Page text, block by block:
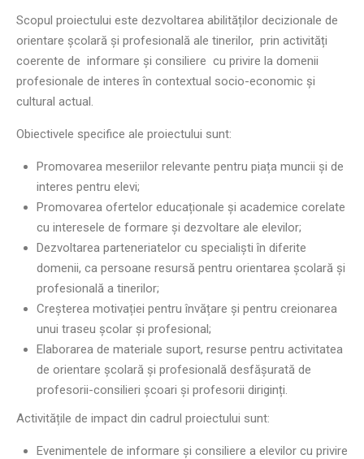
Scopul proiectului este dezvoltarea abilităților decizionale de
orientare școlară și profesională ale tinerilor, prin activități
coerente de informare și consiliere cu privire la domenii
profesionale de interes în contextual socio-economic și
cultural actual.
Obiectivele specifice ale proiectului sunt:
Promovarea meseriilor relevante pentru piața muncii și de
interes pentru elevi;
Promovarea ofertelor educaționale și academice corelate
cu interesele de formare și dezvoltare ale elevilor;
Dezvoltarea parteneriatelor cu specialiști în diferite
domenii, ca persoane resursă pentru orientarea școlară și
profesională a tinerilor;
Creșterea motivației pentru învățare și pentru creionarea
unui traseu școlar și profesional;
Elaborarea de materiale suport, resurse pentru activitatea
de orientare școlară și profesională desfășurată de
profesorii-consilieri școari și profesorii diriginți.
Activitățile de impact din cadrul proiectului sunt:
Evenimentele de informare și consiliere a elevilor cu privire